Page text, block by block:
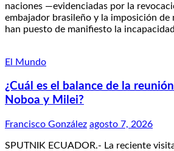
naciones —evidenciadas por la
embajador brasileño y la imposición de
han puesto de manifiesto la
El Mundo
¿Cuál es el balance de la
Noboa y Milei?
Francisco González agosto 7, 2026
SPUTNIK ECUADOR.- La reciente